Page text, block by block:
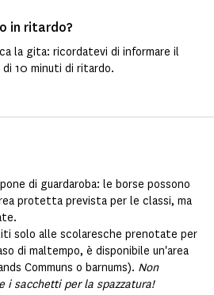
in ritardo?
la gita: ricordatevi di informare il
10 minuti di ritardo.
di guardaroba: le borse possono
protetta prevista per le classi, ma
solo alle scolaresche prenotate per
di maltempo, è disponibile un'area
Communs o barnums). Non
i sacchetti per la spazzatura!